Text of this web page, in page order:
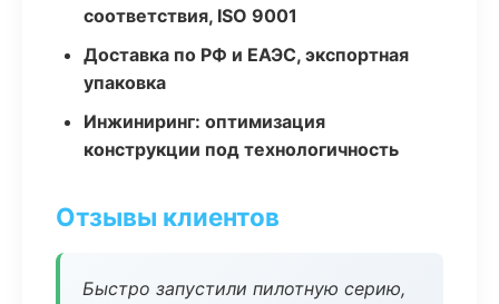
соответствия, ISO 9001
Доставка по РФ и ЕАЭС, экспортная
упаковка
Инжиниринг: оптимизация
конструкции под технологичность
Отзывы клиентов
Быстро запустили пилотную серию,